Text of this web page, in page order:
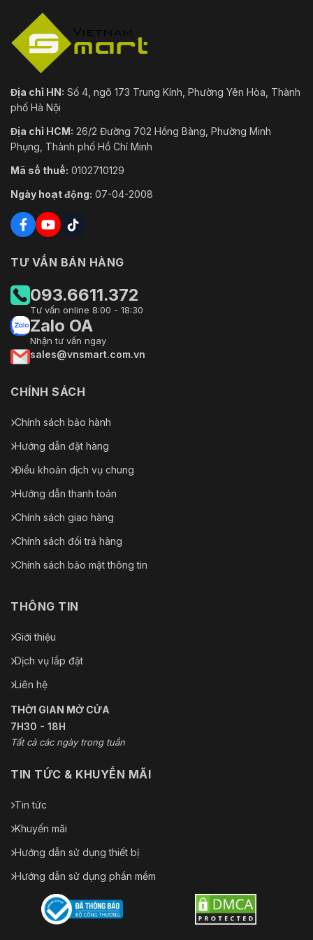
Địa chỉ HN: Số 4, ngõ 173 Trung Kính, Phường Yên Hòa, Thành
phố Hà Nội
Địa chỉ HCM: 26/2 Đường 702 Hồng Bàng, Phường Minh
Phụng, Thành phố Hồ Chí Minh
Mã số thuế: 0102710129
Ngày hoạt động: 07-04-2008
TƯ VẤN BÁN HÀNG
093.6611.372
Tư vấn online 8:00 - 18:30
Zalo OA
Nhận tư vấn ngay
sales@vnsmart.com.vn
CHÍNH SÁCH
Chính sách bảo hành
Hướng dẫn đặt hàng
Điều khoản dịch vụ chung
Hướng dẫn thanh toán
Chính sách giao hàng
Chính sách đổi trả hàng
Chính sách bảo mật thông tin
THÔNG TIN
Giới thiệu
Dịch vụ lắp đặt
Liên hệ
THỜI GIAN MỞ CỬA
7H30 - 18H
Tất cả các ngày trong tuần
TIN TỨC & KHUYẾN MÃI
Tin tức
Khuyến mãi
Hướng dẫn sử dụng thiết bị
Hướng dẫn sử dụng phần mềm